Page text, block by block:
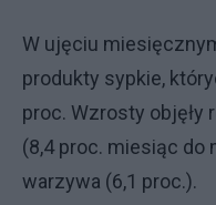
W ujęciu
produkty sypkie,
proc. Wzrosty objęły
(8,4 proc. miesiąc do
warzywa (6,1 proc.).